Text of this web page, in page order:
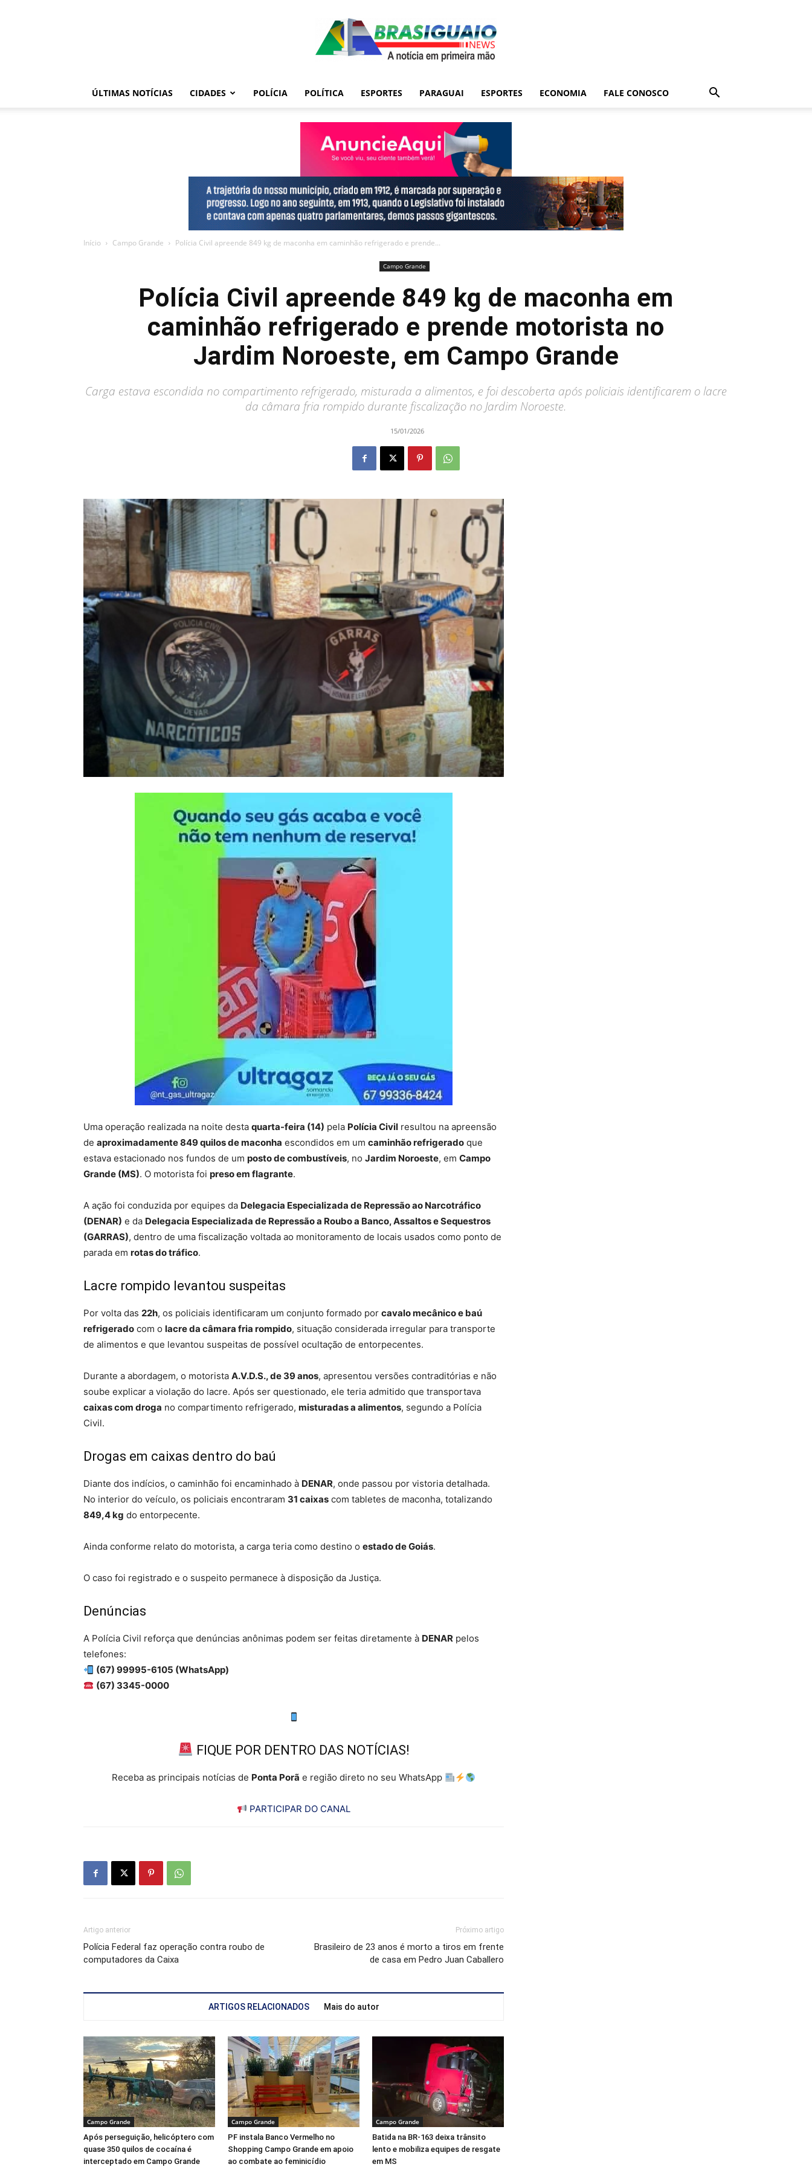
ÚLTIMAS NOTÍCIAS CIDADES POLÍCIA POLÍTICA ESPORTES PARAGUAI ESPORTES ECONOMIA FALE CONOSCO
Início Campo Grande Polícia Civil apreende 849 kg de maconha em caminhão refrigerado e prende...
Campo Grande
Polícia Civil apreende 849 kg de maconha em
caminhão refrigerado e prende motorista no
Jardim Noroeste, em Campo Grande
Carga estava escondida no compartimento refrigerado, misturada a alimentos, e foi descoberta após policiais identificarem o lacre
da câmara fria rompido durante fiscalização no Jardim Noroeste.
15/01/2026
Uma operação realizada na noite desta quarta-feira (14) pela Polícia Civil resultou na apreensão
de aproximadamente 849 quilos de maconha escondidos em um caminhão refrigerado que
estava estacionado nos fundos de um posto de combustíveis, no Jardim Noroeste, em Campo
Grande (MS). O motorista foi preso em flagrante.
A ação foi conduzida por equipes da Delegacia Especializada de Repressão ao Narcotráfico
(DENAR) e da Delegacia Especializada de Repressão a Roubo a Banco, Assaltos e Sequestros
(GARRAS), dentro de uma fiscalização voltada ao monitoramento de locais usados como ponto de
parada em rotas do tráfico.
Lacre rompido levantou suspeitas
Por volta das 22h, os policiais identificaram um conjunto formado por cavalo mecânico e baú
refrigerado com o lacre da câmara fria rompido, situação considerada irregular para transporte
de alimentos e que levantou suspeitas de possível ocultação de entorpecentes.
Durante a abordagem, o motorista A.V.D.S., de 39 anos, apresentou versões contraditórias e não
soube explicar a violação do lacre. Após ser questionado, ele teria admitido que transportava
caixas com droga no compartimento refrigerado, misturadas a alimentos, segundo a Polícia
Civil.
Drogas em caixas dentro do baú
Diante dos indícios, o caminhão foi encaminhado à DENAR, onde passou por vistoria detalhada.
No interior do veículo, os policiais encontraram 31 caixas com tabletes de maconha, totalizando
849,4 kg do entorpecente.
Ainda conforme relato do motorista, a carga teria como destino o estado de Goiás.
O caso foi registrado e o suspeito permanece à disposição da Justiça.
Denúncias
A Polícia Civil reforça que denúncias anônimas podem ser feitas diretamente à DENAR pelos
telefones:
(67) 99995-6105 (WhatsApp)
(67) 3345-0000
FIQUE POR DENTRO DAS NOTÍCIAS!
Receba as principais notícias de Ponta Porã e região direto no seu WhatsApp
PARTICIPAR DO CANAL
Artigo anterior
Polícia Federal faz operação contra roubo de
computadores da Caixa
Próximo artigo
Brasileiro de 23 anos é morto a tiros em frente
de casa em Pedro Juan Caballero
ARTIGOS RELACIONADOS Mais do autor
Campo Grande
Após perseguição, helicóptero com
quase 350 quilos de cocaína é
interceptado em Campo Grande
Campo Grande
PF instala Banco Vermelho no
Shopping Campo Grande em apoio
ao combate ao feminicídio
Campo Grande
Batida na BR-163 deixa trânsito
lento e mobiliza equipes de resgate
em MS